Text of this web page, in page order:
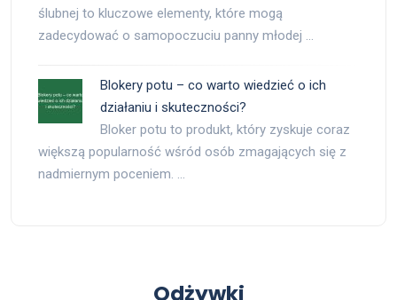
ślubnej to kluczowe elementy, które mogą
zadecydować o samopoczuciu panny młodej …
Blokery potu – co warto wiedzieć o ich
działaniu i skuteczności?
Bloker potu to produkt, który zyskuje coraz
większą popularność wśród osób zmagających się z
nadmiernym poceniem. …
Odżywki